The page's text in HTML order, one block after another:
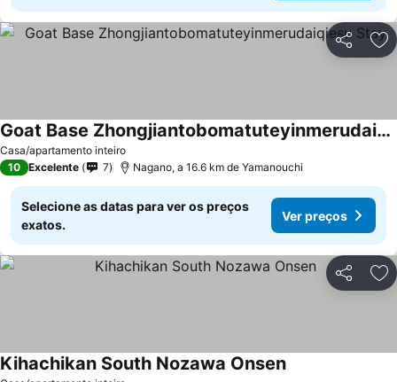
Partilhar
Casa/apartamento inteiro
Goat Base Zhongjiantobomatuteyinmerudaiqiesu Stay
10 Excelente 7 Nagano, a 16.6 km de Yamanouchi
Selecione as datas para ver os preços
exatos.
Ver preços
Partilhar
Kihachikan South Nozawa Onsen